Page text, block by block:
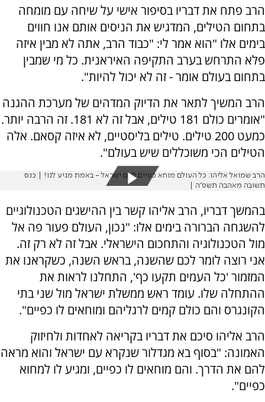
הרב פתח את דבריו בסיפור אישי על שיחה עם מומחה
בתחום הטילים, המדגיש את הניסים אותם אנו חווים
בימים אלו "הוא אמר לי: "כבוד הרב, אתה לא מבין איזה
פלא התרחש בערב התקיפה האיראנית. כל מי שמבין
בתחום בעולם אומר - זה לא יכול להיות".
הרב המשיך לתאר את הדיוק המדהים של מערכת ההגנה
"אומרים כולם 181 טילים, אבל זה לא 181. זה הרבה יותר.
כמעט 200 טילים. טילים בליסטיים, לא איזה קסאם. אלה
הטילים הכי משוכללים שיש בעולם".
הרב שמואל אליהו: כל העולם מוחא כפיים לעם ישראל - באמת מגיע לנו! | כנס
תשובה מאהבה תשפ"ה |
בהמשך דבריו, הרב אליהו קשר בין ההישגים הטכנולוגיים
להשגחה הברורה בימים אלו: "נכון, העולם פעור פה אל
מול הטכנולוגיה והתחכום הישראלי. אבל זה לא רק זה.
אני רוצה לומר לכם שהשנה, בראש השנה, כשקראנו את
המזמור 'כל העמים תקעו כף', התחלנו לראות את
ההתחלה שלו. עומד ראש ממשלת ישראל מול שני בתי
הקונגרס והם כולם קמים לרגליהם ומוחאים לו כפיים".
הרב אליהו סיכם את דבריו בקריאה לאחדות ולחיזוק
האמונה: "בסוף בא מגדלור שנקרא עם ישראל והוא מראה
להם את הדרך. והם מוחאים לו כפיים, ומגיע לו למחוא
כפיים".